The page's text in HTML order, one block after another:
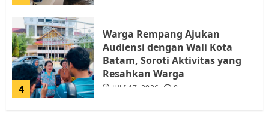
4
Warga Rempang Ajukan
Audiensi dengan Wali Kota
Batam, Soroti Aktivitas yang
Resahkan Warga
JULI 17, 2026 0